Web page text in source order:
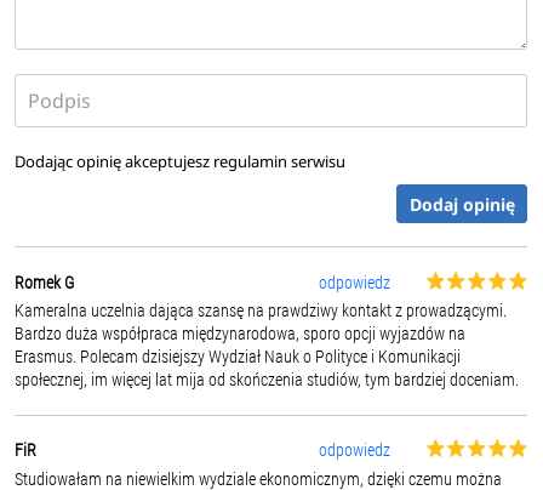
Dodając opinię akceptujesz regulamin serwisu
Dodaj opinię
Romek G
odpowiedz
Kameralna uczelnia dająca szansę na prawdziwy kontakt z prowadzącymi.
Bardzo duża współpraca międzynarodowa, sporo opcji wyjazdów na
Erasmus. Polecam dzisiejszy Wydział Nauk o Polityce i Komunikacji
społecznej, im więcej lat mija od skończenia studiów, tym bardziej doceniam.
FiR
odpowiedz
Studiowałam na niewielkim wydziale ekonomicznym, dzięki czemu można